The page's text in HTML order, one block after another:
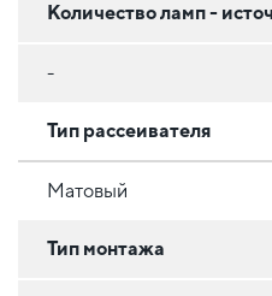
Количество ламп -
-
Тип рассеивателя
Матовый
Тип монтажа